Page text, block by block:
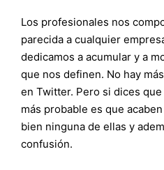
Los profesionales nos
parecida a cualquier
dedicamos a acumular y a
que nos definen. No hay
en Twitter. Pero si dices
más probable es que
bien ninguna de ellas y
confusión.